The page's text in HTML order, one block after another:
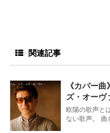
関連記事
《カバー
ズ・オーヴ
欧陽の歌声と
ない歌声。 曲